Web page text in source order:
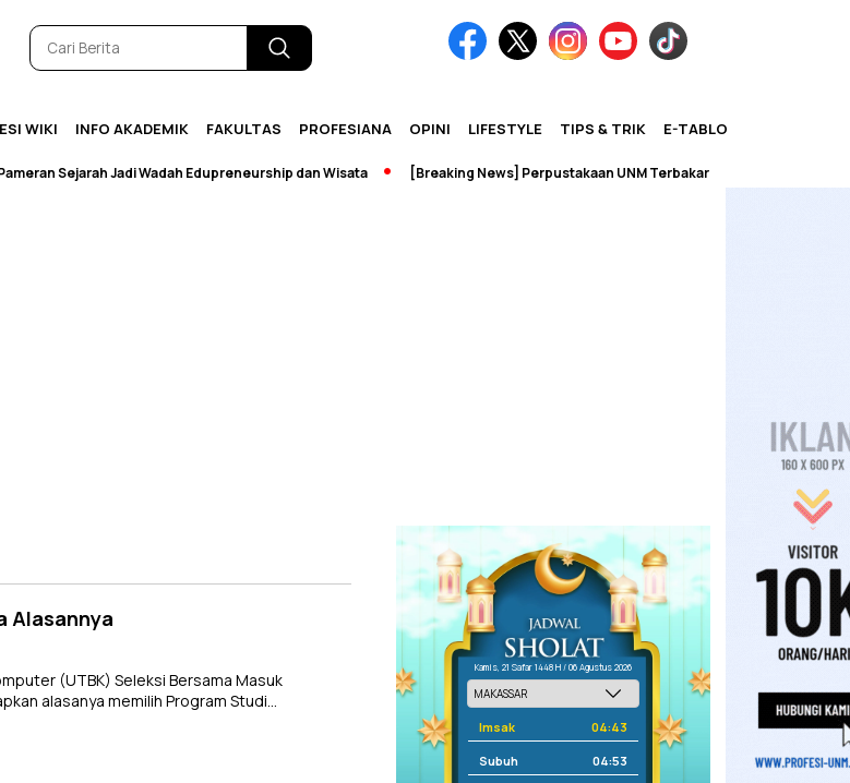
WIKI INFO AKADEMIK FAKULTAS PROFESIANA OPINI LIFESTYLE TIPS & TRIK E-TABLOID
Sejarah Jadi Wadah Edupreneurship dan Wisata [Breaking News] Perpustakaan UNM Terbakar
Alasannya
(UTBK) Seleksi Bersama Masuk
alasanya memilih Program Studi…
Kamis, 21 Safar 1448 H / 06 Agustus 2026
Imsak 04:43
Subuh 04:53